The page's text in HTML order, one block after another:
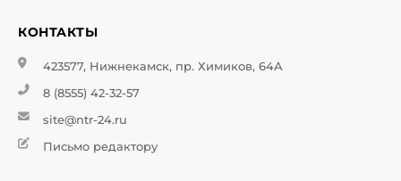
КОНТАКТЫ
423577, Нижнекамск, пр. Химиков, 64А
8 (8555) 42-32-57
site@ntr-24.ru
Письмо редактору